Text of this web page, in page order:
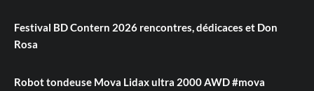
Festival BD Contern 2026 rencontres, dédicaces et Don
Rosa
Robot tondeuse Mova Lidax ultra 2000 AWD #mova